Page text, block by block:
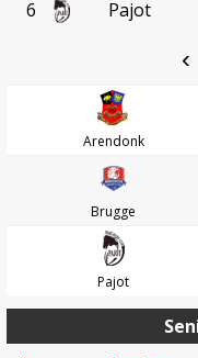
6
Pajot
‹
Arendonk
Brugge
Pajot